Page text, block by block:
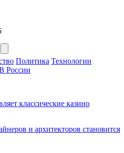
Политика Технологии
России
классические казино
и архитекторов становится